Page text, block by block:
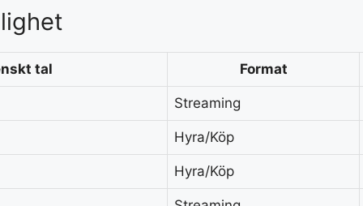
tal Format
Streaming
Hyra/Köp
Hyra/Köp